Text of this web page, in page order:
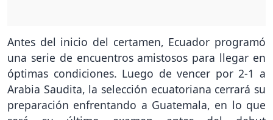
Antes del inicio del certamen, Ecuador programó
una serie de encuentros amistosos para llegar en
óptimas condiciones. Luego de vencer por 2-1 a
Arabia Saudita, la selección ecuatoriana cerrará su
preparación enfrentando a Guatemala, en lo que